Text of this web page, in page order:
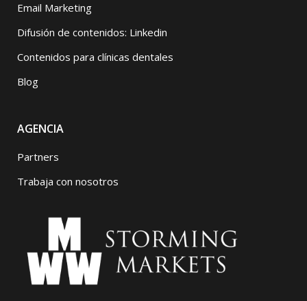
Email Marketing
Difusión de contenidos: Linkedin
Contenidos para clínicas dentales
Blog
AGENCIA
Partners
Trabaja con nosotros